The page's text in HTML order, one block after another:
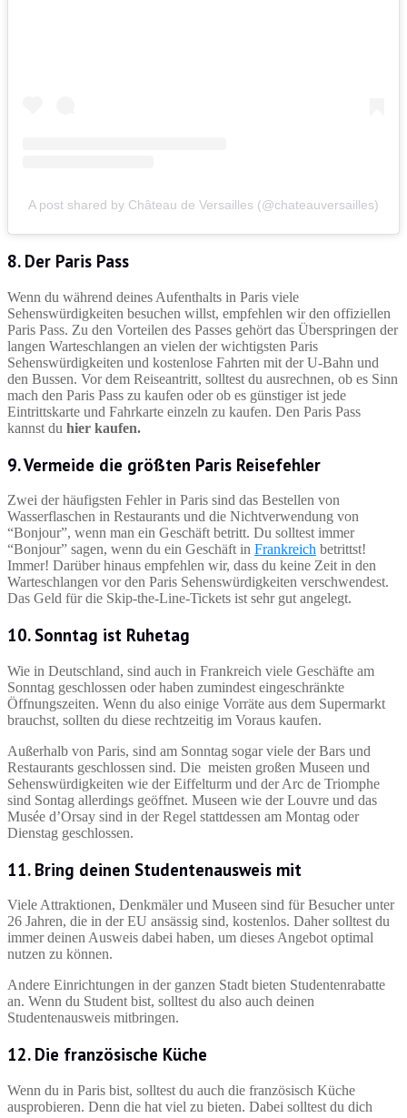
A post shared by Château de Versailles (@chateauversailles)
8. Der Paris Pass
Wenn du während deines Aufenthalts in Paris viele
Sehenswürdigkeiten besuchen willst, empfehlen wir den offiziellen
Paris Pass. Zu den Vorteilen des Passes gehört das Überspringen der
langen Warteschlangen an vielen der wichtigsten Paris
Sehenswürdigkeiten und kostenlose Fahrten mit der U-Bahn und
den Bussen. Vor dem Reiseantritt, solltest du ausrechnen, ob es Sinn
mach den Paris Pass zu kaufen oder ob es günstiger ist jede
Eintrittskarte und Fahrkarte einzeln zu kaufen. Den Paris Pass
kannst du hier kaufen.
9. Vermeide die größten Paris Reisefehler
Zwei der häufigsten Fehler in Paris sind das Bestellen von
Wasserflaschen in Restaurants und die Nichtverwendung von
“Bonjour”, wenn man ein Geschäft betritt. Du solltest immer
“Bonjour” sagen, wenn du ein Geschäft in Frankreich betrittst!
Immer! Darüber hinaus empfehlen wir, dass du keine Zeit in den
Warteschlangen vor den Paris Sehenswürdigkeiten verschwendest.
Das Geld für die Skip-the-Line-Tickets ist sehr gut angelegt.
10. Sonntag ist Ruhetag
Wie in Deutschland, sind auch in Frankreich viele Geschäfte am
Sonntag geschlossen oder haben zumindest eingeschränkte
Öffnungszeiten. Wenn du also einige Vorräte aus dem Supermarkt
brauchst, sollten du diese rechtzeitig im Voraus kaufen.
Außerhalb von Paris, sind am Sonntag sogar viele der Bars und
Restaurants geschlossen sind. Die meisten großen Museen und
Sehenswürdigkeiten wie der Eiffelturm und der Arc de Triomphe
sind Sontag allerdings geöffnet. Museen wie der Louvre und das
Musée d’Orsay sind in der Regel stattdessen am Montag oder
Dienstag geschlossen.
11. Bring deinen Studentenausweis mit
Viele Attraktionen, Denkmäler und Museen sind für Besucher unter
26 Jahren, die in der EU ansässig sind, kostenlos. Daher solltest du
immer deinen Ausweis dabei haben, um dieses Angebot optimal
nutzen zu können.
Andere Einrichtungen in der ganzen Stadt bieten Studentenrabatte
an. Wenn du Student bist, solltest du also auch deinen
Studentenausweis mitbringen.
12. Die französische Küche
Wenn du in Paris bist, solltest du auch die französisch Küche
ausprobieren. Denn die hat viel zu bieten. Dabei solltest du dich